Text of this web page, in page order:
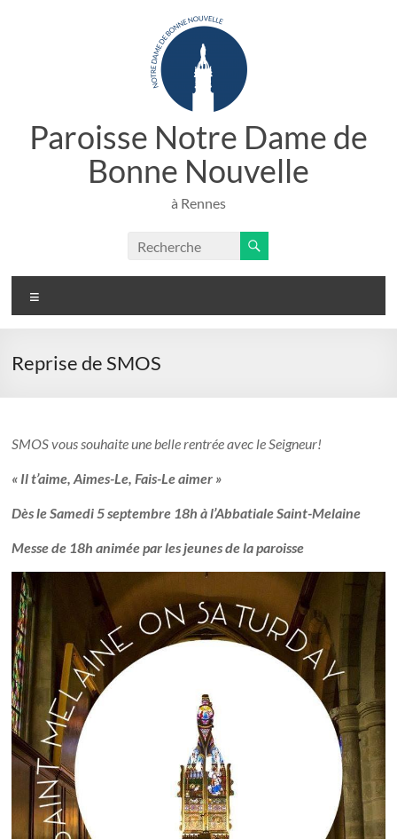
Paroisse Notre Dame de
Bonne Nouvelle
à Rennes
Reprise de SMOS
SMOS vous souhaite une belle rentrée avec le Seigneur!
« Il t’aime, Aimes-Le, Fais-Le aimer »
Dès le Samedi 5 septembre 18h à l’Abbatiale Saint-Melaine
Messe de 18h animée par les jeunes de la paroisse